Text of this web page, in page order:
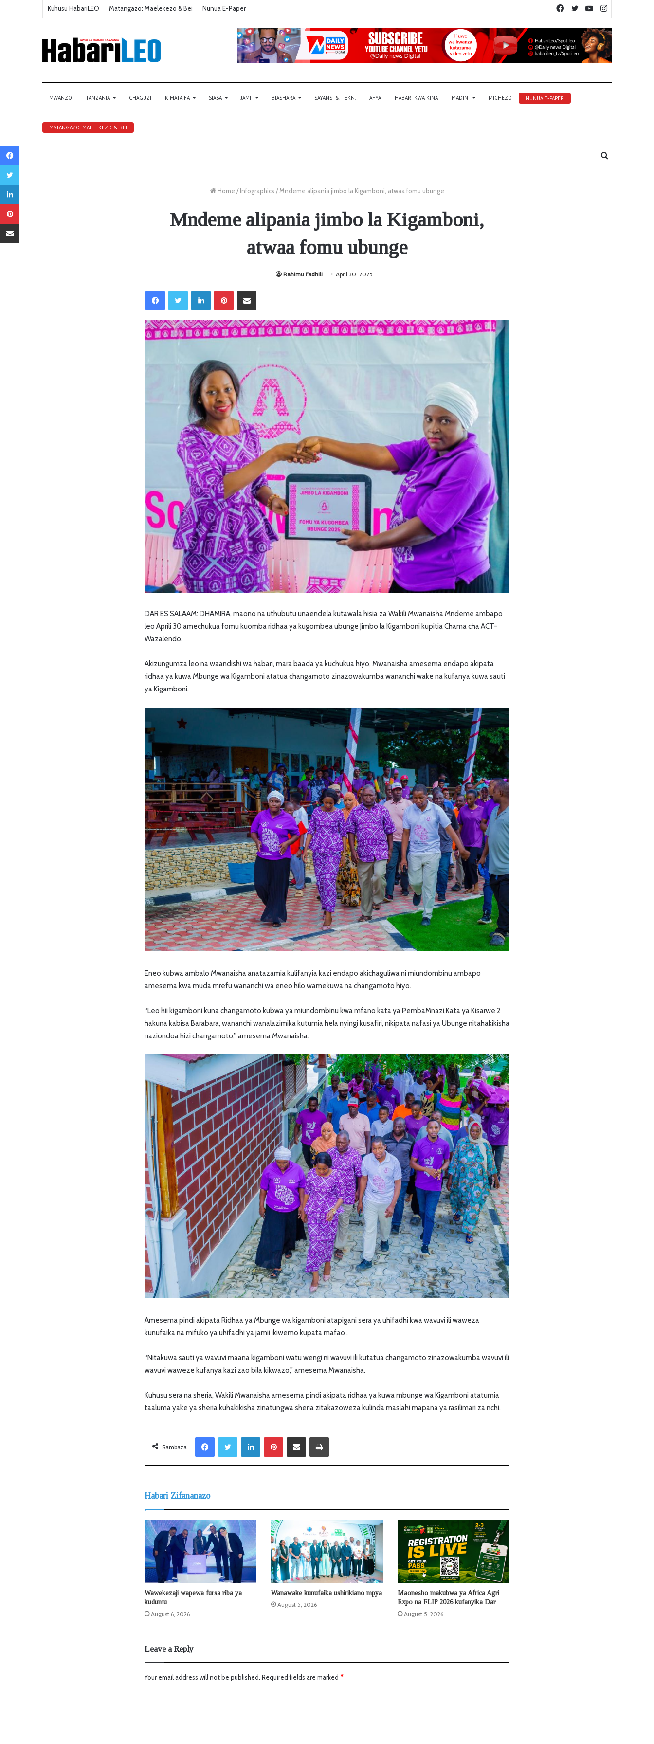
Kuhusu HabariLEO Matangazo: Maelekezo & Bei Nunua E-Paper YouTube
Twitter
Facebook
MWANZO TANZANIA CHAGUZI KIMATAIFA SIASA JAMII BIASHARA SAYANSI & TEKN. AFYA HABARI KWA KINA MADINI MICHEZO NUNUA E-PAPER
MATANGAZO: MAELEKEZO & BEI
Tafuta
Home / Infographics / Mndeme alipania jimbo la Kigamboni, atwaa fomu ubunge
Mndeme alipania jimbo la Kigamboni,
atwaa fomu ubunge
Rahimu Fadhili April 30, 2025
LinkedIn
DAR ES SALAAM: DHAMIRA, maono na uthubutu unaendela kutawala hisia za Wakili Mwanaisha Mndeme ambapo
leo Aprili 30 amechukua fomu kuomba ridhaa ya kugombea ubunge Jimbo la Kigamboni kupitia Chama cha ACT-
Wazalendo.
Akizungumza leo na waandishi wa habari, mara baada ya kuchukua hiyo, Mwanaisha amesema endapo akipata
ridhaa ya kuwa Mbunge wa Kigamboni atatua changamoto zinazowakumba wananchi wake na kufanya kuwa sauti
ya Kigamboni.
Eneo kubwa ambalo Mwanaisha anatazamia kulifanyia kazi endapo akichaguliwa ni miundombinu ambapo
amesema kwa muda mrefu wananchi wa eneo hilo wamekuwa na changamoto hiyo.
“Leo hii kigamboni kuna changamoto kubwa ya miundombinu kwa mfano kata ya PembaMnazi,Kata ya Kisarwe 2
hakuna kabisa Barabara, wananchi wanalazimika kutumia hela nyingi kusafiri, nikipata nafasi ya Ubunge nitahakikisha
naziondoa hizi changamoto,” amesema Mwanaisha.
Amesema pindi akipata Ridhaa ya Mbunge wa kigamboni atapigani sera ya uhifadhi kwa wavuvi ili waweza
kunufaika na mifuko ya uhifadhi ya jamii ikiwemo kupata mafao .
“Nitakuwa sauti ya wavuvi maana kigamboni watu wengi ni wavuvi ili kutatua changamoto zinazowakumba wavuvi ili
wavuvi waweze kufanya kazi zao bila kikwazo,” amesema Mwanaisha.
Kuhusu sera na sheria, Wakili Mwanaisha amesema pindi akipata ridhaa ya kuwa mbunge wa Kigamboni atatumia
taaluma yake ya sheria kuhakikisha zinatungwa sheria zitakazoweza kulinda maslahi mapana ya rasilimari za nchi.
Sambaza
LinkedIn Sambaza kupitia barua pepe
Habari Zifananazo
Wawekezaji wapewa fursa riba ya
kudumu
August 6, 2026
Wanawake kunufaika ushirikiano mpya
August 5, 2026
Maonesho makubwa ya Africa Agri
Expo na FLIP 2026 kufanyika Dar
August 5, 2026
Leave a Reply
Your email address will not be published. Required fields are marked *